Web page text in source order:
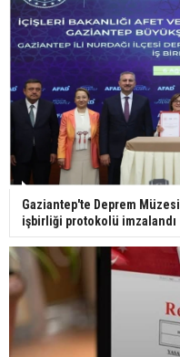
29
Bilim
Ünlü
Yerli
Gaziantep'te Deprem
işbirliği protokolü imzalandı